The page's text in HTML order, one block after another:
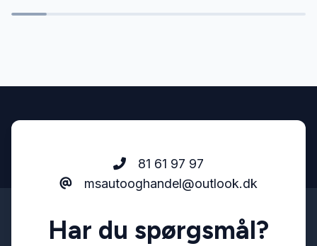
81 61 97 97
msautooghandel@outlook.dk
Har du spørgsmål?